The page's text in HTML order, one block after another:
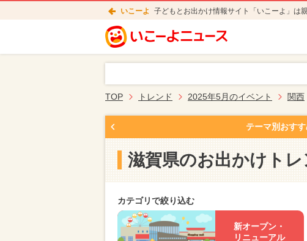
いこーよ 子どもとお出かけ情報サイト「いこーよ」は
TOP トレンド 2025年5月のイベント 関西
テーマ別おす
滋賀県のお出かけト
カテゴリで絞り込む
新オープン・
リニューアル